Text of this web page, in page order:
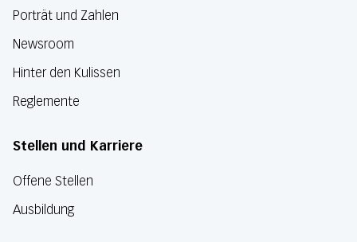
Porträt und Zahlen
Newsroom
Hinter den Kulissen
Reglemente
Stellen und Karriere
Offene Stellen
Ausbildung